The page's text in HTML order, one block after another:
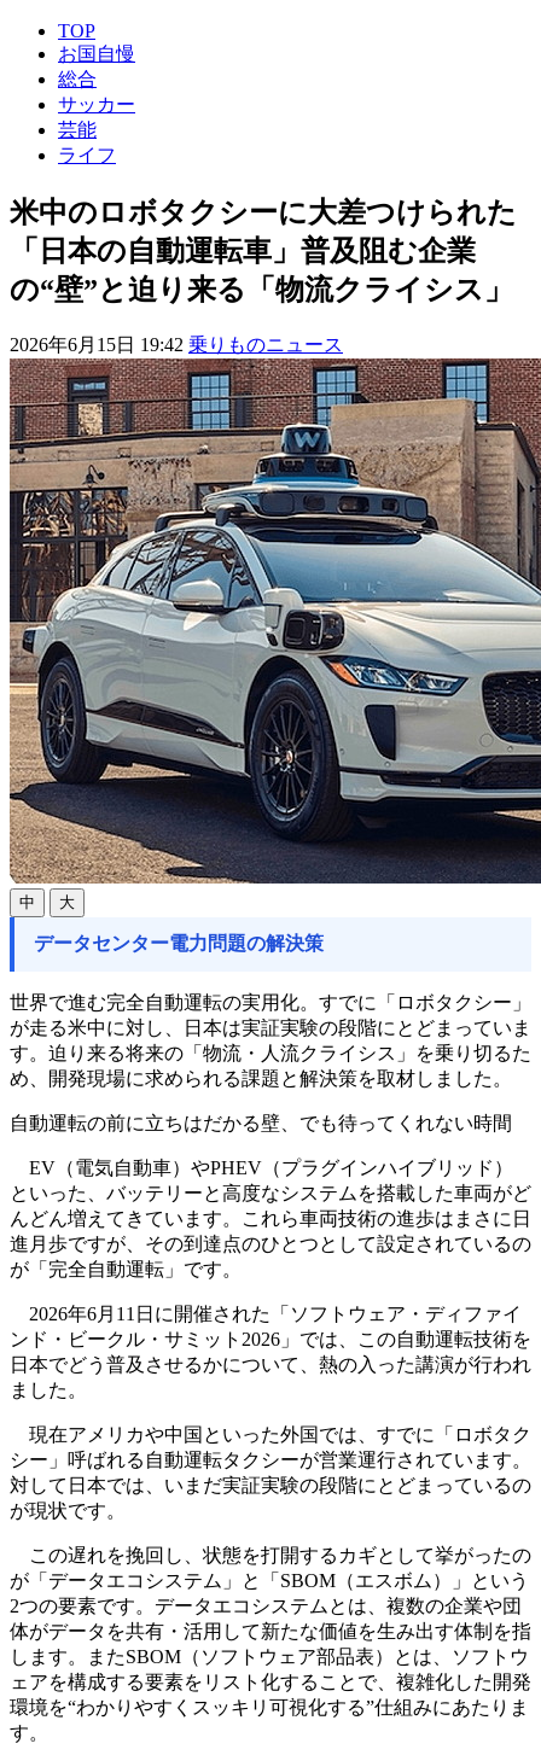
TOP
お国自慢
総合
サッカー
芸能
ライフ
米中のロボタクシーに大差つけられた
「日本の自動運転車」普及阻む企業
の“壁”と迫り来る「物流クライシス」
2026年6月15日 19:42 乗りものニュース
中 大
データセンター電力問題の解決策
世界で進む完全自動運転の実用化。すでに「ロボタクシー」
が走る米中に対し、日本は実証実験の段階にとどまっていま
す。迫り来る将来の「物流・人流クライシス」を乗り切るた
め、開発現場に求められる課題と解決策を取材しました。
自動運転の前に立ちはだかる壁、でも待ってくれない時間
EV（電気自動車）やPHEV（プラグインハイブリッド）
といった、バッテリーと高度なシステムを搭載した車両がど
んどん増えてきています。これら車両技術の進歩はまさに日
進月歩ですが、その到達点のひとつとして設定されているの
が「完全自動運転」です。
2026年6月11日に開催された「ソフトウェア・ディファイ
ンド・ビークル・サミット2026」では、この自動運転技術を
日本でどう普及させるかについて、熱の入った講演が行われ
ました。
現在アメリカや中国といった外国では、すでに「ロボタク
シー」呼ばれる自動運転タクシーが営業運行されています。
対して日本では、いまだ実証実験の段階にとどまっているの
が現状です。
この遅れを挽回し、状態を打開するカギとして挙がったの
が「データエコシステム」と「SBOM（エスボム）」という
2つの要素です。データエコシステムとは、複数の企業や団
体がデータを共有・活用して新たな価値を生み出す体制を指
します。またSBOM（ソフトウェア部品表）とは、ソフトウ
ェアを構成する要素をリスト化することで、複雑化した開発
環境を“わかりやすくスッキリ可視化する”仕組みにあたりま
す。